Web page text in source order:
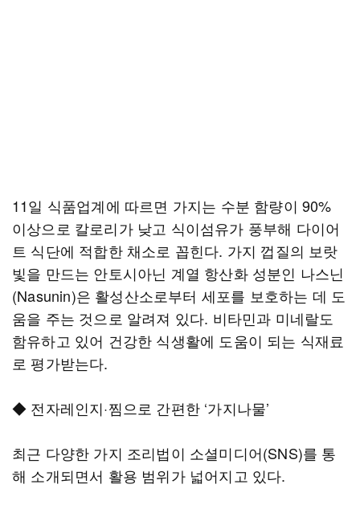
11일 식품업계에 따르면 가지는 수분 함량이 90%
이상으로 칼로리가 낮고 식이섬유가 풍부해 다이어
트 식단에 적합한 채소로 꼽힌다. 가지 껍질의 보랏
빛을 만드는 안토시아닌 계열 항산화 성분인 나스닌
(Nasunin)은 활성산소로부터 세포를 보호하는 데 도
움을 주는 것으로 알려져 있다. 비타민과 미네랄도
함유하고 있어 건강한 식생활에 도움이 되는 식재료
로 평가받는다.
◆ 전자레인지·찜으로 간편한 ‘가지나물’
최근 다양한 가지 조리법이 소셜미디어(SNS)를 통
해 소개되면서 활용 범위가 넓어지고 있다.